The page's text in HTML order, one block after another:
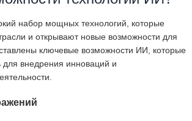
набор мощных технологий, которые
и открывают новые возможности для
ключевые возможности ИИ, которые
для внедрения инноваций и